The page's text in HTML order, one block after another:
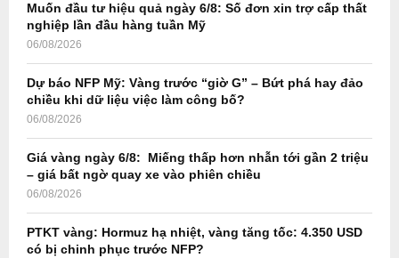
r
H
Muốn đầu tư hiệu quả ngày 6/8: Số đơn xin trợ cấp thất
nghiệp lần đầu hàng tuần Mỹ
06/08/2026
Dự báo NFP Mỹ: Vàng trước “giờ G” – Bứt phá hay đảo
chiều khi dữ liệu việc làm công bố?
06/08/2026
Giá vàng ngày 6/8: Miếng thấp hơn nhẫn tới gần 2 triệu
– giá bất ngờ quay xe vào phiên chiều
06/08/2026
PTKT vàng: Hormuz hạ nhiệt, vàng tăng tốc: 4.350 USD
có bị chinh phục trước NFP?